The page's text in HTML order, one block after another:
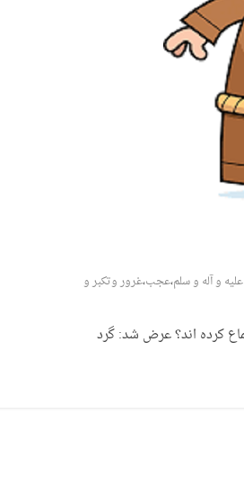
و آله و سلم،عجب،غرور وتکبر و
کرده اند؟ عرض شد: گرد